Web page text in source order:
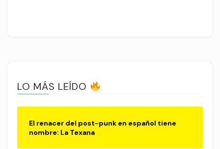
LO MÁS LEÍDO
El renacer del post-punk en español tiene
nombre: La Texana